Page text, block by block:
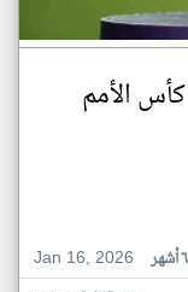
كأس الأمم
Jan 16, 2026